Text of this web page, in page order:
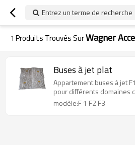
Entrez un terme de recherche
1 Produits Trouvés SurWagner
Buses à jet plat
Appartement buses à jet
pour différents domaines
modèle:F 1 F2 F3